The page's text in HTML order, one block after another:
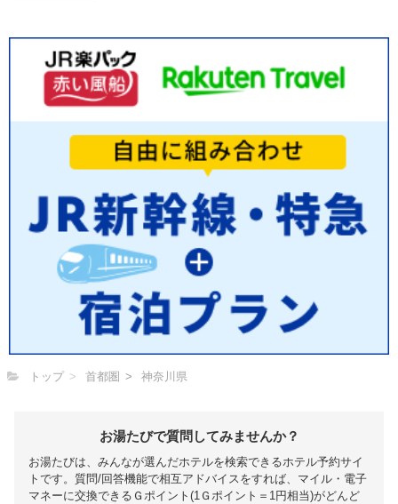
トップ 首都圏 神奈川県
お湯たびで質問してみませんか？
お湯たびは、みんなが選んだホテルを検索できるホテル予約サイ
トです。質問/回答機能で相互アドバイスをすれば、マイル・電子
マネーに交換できるＧポイント(1Ｇポイント＝1円相当)がどんど